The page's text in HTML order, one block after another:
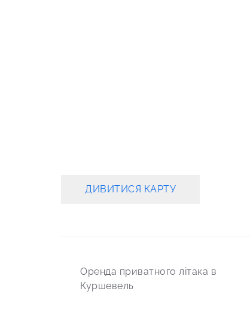
ДИВИТИСЯ КАРТУ
Post
navigation
Оренда приватного літака в
Куршевель